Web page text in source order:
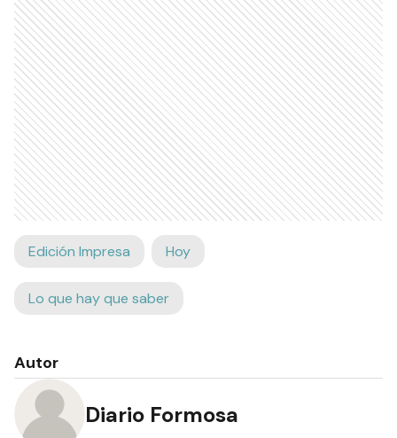
Edición Impresa Hoy
Lo que hay que saber
Autor
Diario Formosa